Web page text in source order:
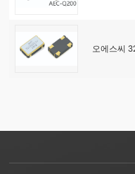
오에스씨